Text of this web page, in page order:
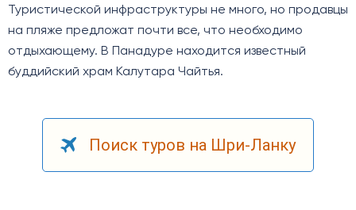
Туристической инфраструктуры не много, но продавцы
на пляже предложат почти все, что необходимо
отдыхающему. В Панадуре находится известный
буддийский храм Калутара Чайтья.
Поиск туров на Шри-Ланку